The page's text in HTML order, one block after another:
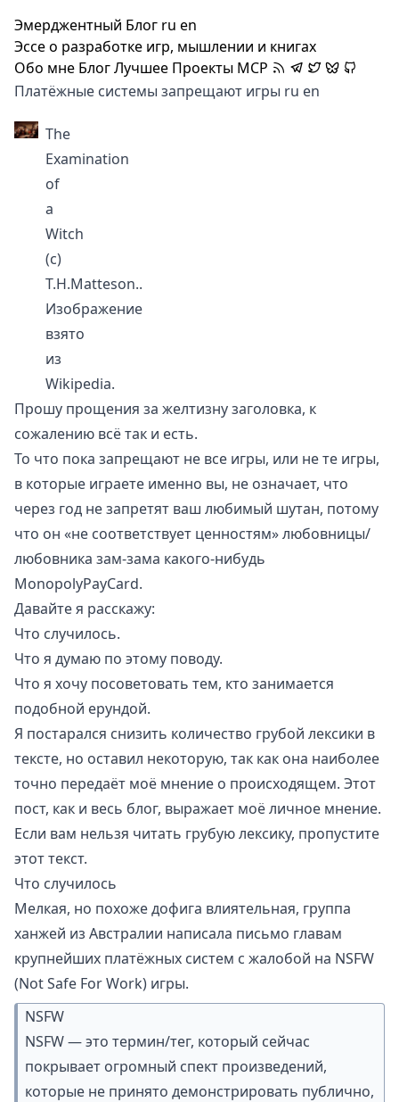
Эмерджентный Блог ru en
Эссе о разработке игр, мышлении и книгах
Обо мне БлогЛучшее Проекты MCP
Платёжные системы запрещают игры ru en
The
Examination
of
a
Witch
(с)
T.H.Matteson..
Изображение
взято
из
Wikipedia.
Прошу прощения за желтизну заголовка, к
сожалению всё так и есть.
То что пока запрещают не все игры, или не те игры,
в которые играете именно вы, не означает, что
через год не запретят ваш любимый шутан, потому
что он «не соответствует ценностям» любовницы/
любовника зам-зама какого-нибудь
MonopolyPayCard.
Давайте я расскажу:
Что случилось.
Что я думаю по этому поводу.
Что я хочу посоветовать тем, кто занимается
подобной ерундой.
Я постарался снизить количество грубой лексики в
тексте, но оставил некоторую, так как она наиболее
точно передаёт моё мнение о происходящем. Этот
пост, как и весь блог, выражает моё личное мнение.
Если вам нельзя читать грубую лексику, пропустите
этот текст.
Что случилось
Мелкая, но похоже дофига влиятельная, группа
ханжей из Австралии написала письмо главам
крупнейших платёжных систем с жалобой на NSFW
(Not Safe For Work) игры.
NSFW
NSFW — это термин/тег, который сейчас
покрывает огромный спект произведений,
которые не принято демонстрировать публично,